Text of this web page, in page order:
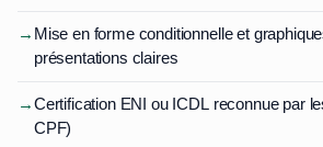
→ Mise en forme conditionnelle et
présentations claires
→Certification ENI ou ICDL reconnue par
CPF)